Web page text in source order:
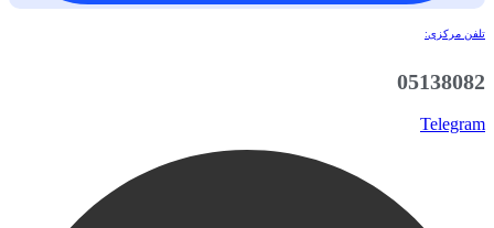
تلفن مرکزی:
05138082
Telegram